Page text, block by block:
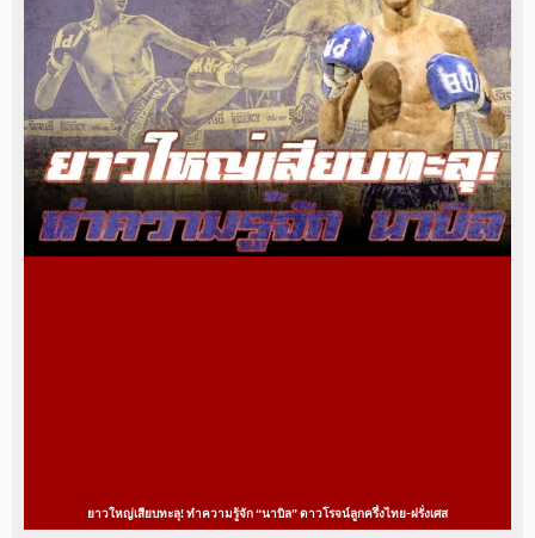
ยาวใหญ่เสียบทะลุ! ทำความรู้จัก “นาบิล” ดาวโรจน์ลูกครึ่งไทย-ฝรั่งเศส